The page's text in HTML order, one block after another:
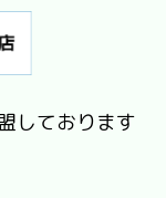
しております